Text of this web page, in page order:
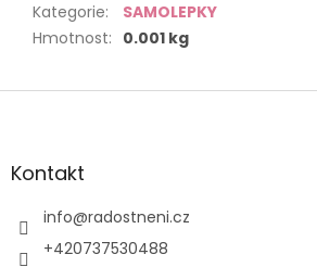
Kategorie:
SAMOLEPKY
Hmotnost: 0.001 kg
Z
aKontakt
info@radostneni.cz
+420737530488